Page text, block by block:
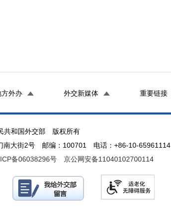
方外办 外交新媒体 重要链接
共和国外交部 版权所有
南大街2号 邮编：100701 电话：+86-10-65961114
备06038296号 京公网安备11040102700114